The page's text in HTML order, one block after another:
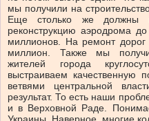
мы получили на
Еще столько же должны
реконструкцию аэродрома
миллионов. На ремонт
миллион. Также мы
жителей города
выстраиваем качественную
ветвями центральной
результат. То есть наши
и в Верховной Раде.